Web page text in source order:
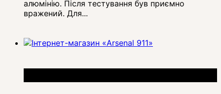
алюмінію. Після тестування був приємно
вражений. Для...